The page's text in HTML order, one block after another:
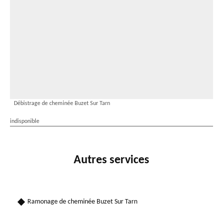
Débistrage de cheminée Buzet Sur Tarn
indisponible
Autres services
Ramonage de cheminée Buzet Sur Tarn